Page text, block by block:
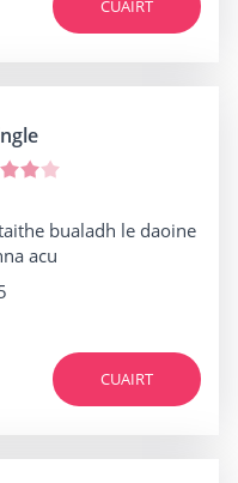
CUAIRT
bualadh le daoine
acu
CUAIRT